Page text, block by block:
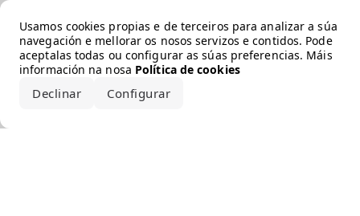
Usamos cookies propias e de terceiros para analizar a súa
navegación e mellorar os nosos servizos e contidos. Pode
aceptalas todas ou configurar as súas preferencias. Máis
información na nosa Política de cookies
Declinar Configurar
Error loading the brand